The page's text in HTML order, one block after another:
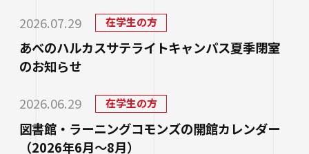
学校法人四天王寺学園 中長期計画
学生広報スタッフ
大学へのご寄付について
キャンパス・施設紹介
人文社会学部（2023年度以前入学生）
社会学部人間福祉学科（2026年度以前入学
生）
経営学部（2026年度以前入学生）
クラブ・サークル紹介
クラス担任制
障害学生支援
保健センター
あべのハルカスサテライトキャンパス
キャリア教育
免許・資格
卒業生紹介
高等教育推進センター
仏教文化研究所
研究
公正な研究活動の推進
留学体験VOICE
海外渡航プログラム
キャンパスで国際交流
四天王寺高等学校／中学校
四天王寺東高等学校／中学校
四天王寺小学校
四天王寺大学後援会
卒業生の方
企業・一般の方
ご寄付をお考えの方へ
2026.07.29 在学生の方
あべのハルカスサテライトキャンパス夏季閉室
のお知らせ
2026.06.29 在学生の方
図書館・ラーニングコモンズの開館カレンダー
（2026年6月～8月）